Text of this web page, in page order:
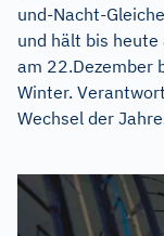
und-Nacht-
und hält bis
am 22.Dezember
Winter.
Wechsel der